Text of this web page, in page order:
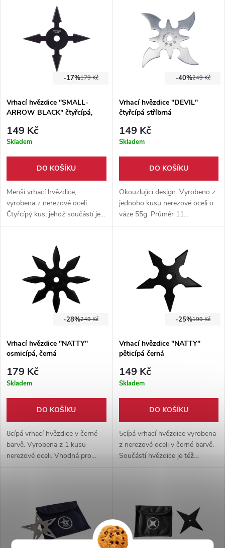
179 Kč
-17%
Vrhací hvězdice "SMALL-
ARROW BLACK" čtyřcípá,
149 Kč
Skladem
DO KOŠÍKU
Menší vrhací hvězdice,
vyrobena z nerezové oceli.
Čtyřcípý kus, jehož součástí je
pevné nylonové pouzdro, které
249 Kč
-40%
Vrhací hvězdice "DEVIL"
čtyřcípá stříbrná
149 Kč
Skladem
DO KOŠÍKU
Okouzlující design. Vyrobeno z
jednoho kusu nerezové oceli o
váze 55g. Průměr 11
centimetrů. Dodává se s
249 Kč
-28%
Vrhací hvězdice "NATTY"
osmicípá, černá
179 Kč
Skladem
DO KOŠÍKU
8cípá vrhací hvězdice v černé
barvě. Vyrobena z 1 kusu
nerezové oceli. Vhodná pro
začátečníky i pokročilé.
199 Kč
-25%
Vrhací hvězdice "NATTY"
pěticípá černá
149 Kč
Skladem
DO KOŠÍKU
5cípá vrhací hvězdice vyrobena
z nerezové oceli v černé barvě.
Součástí hvězdice je též
nylonové pouzdro.